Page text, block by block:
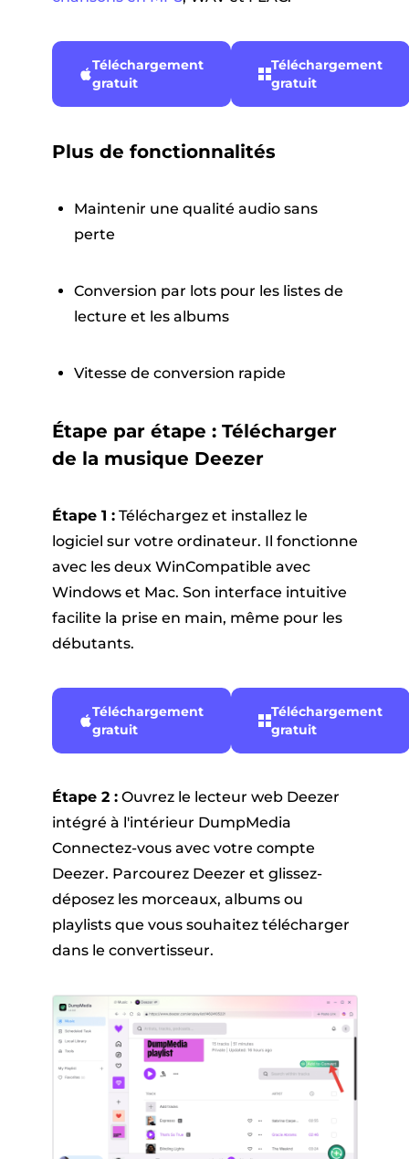
Téléchargement
gratuit
Téléchargement
gratuit
Plus de fonctionnalités
Maintenir une qualité audio sans
perte
Conversion par lots pour les listes de
lecture et les albums
Vitesse de conversion rapide
Étape par étape : Télécharger
de la musique Deezer
Étape 1 :Téléchargez et installez le
logiciel sur votre ordinateur. Il fonctionne
avec les deux WinCompatible avec
Windows et Mac. Son interface intuitive
facilite la prise en main, même pour les
débutants.
Téléchargement
gratuit
Téléchargement
gratuit
Étape 2 :Ouvrez le lecteur web Deezer
intégré à l'intérieur DumpMedia
Connectez-vous avec votre compte
Deezer. Parcourez Deezer et glissez-
déposez les morceaux, albums ou
playlists que vous souhaitez télécharger
dans le convertisseur.